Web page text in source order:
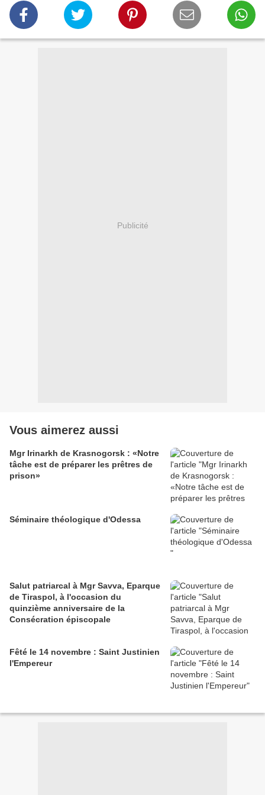
Publicité
Vous aimerez aussi
Mgr Irinarkh de Krasnogorsk : «Notre
tâche est de préparer les prêtres de
prison»
Séminaire théologique d'Odessa
Salut patriarcal à Mgr Savva, Eparque
de Tiraspol, à l'occasion du
quinzième anniversaire de la
Consécration épiscopale
Fêté le 14 novembre : Saint Justinien
l'Empereur